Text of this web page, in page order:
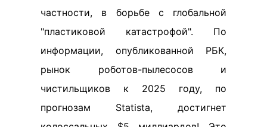
частности, в борьбе с глобальной
"пластиковой катастрофой". По
информации, опубликованной РБК,
рынок роботов-пылесосов и
чистильщиков к 2025 году, по
прогнозам Statista, достигнет